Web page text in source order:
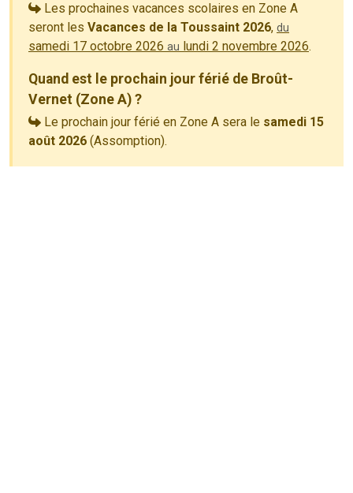
Les prochaines vacances scolaires en Zone A
seront les Vacances de la Toussaint 2026, du
samedi 17 octobre 2026 au lundi 2 novembre 2026.
Quand est le prochain jour férié de Broût-
Vernet (Zone A) ?
Le prochain jour férié en Zone A sera le samedi 15
août 2026 (Assomption).